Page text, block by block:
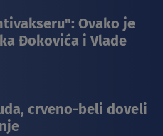
Ovako je
Đokovića i Vlade
crveno-beli doveli